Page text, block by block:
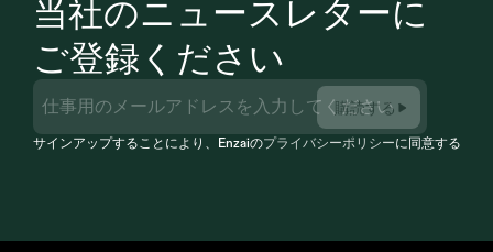
当社のニュースレターに
ご登録ください
購読する
サインアップすることにより、Enzaiのプライバシーポリシーに同意すること